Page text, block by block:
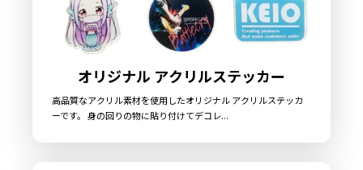
オリジナル アクリルステッカー
高品質なアクリル素材を使用したオリジナル アクリルステッカ
ーです。 身の回りの物に貼り付けてデコレ...